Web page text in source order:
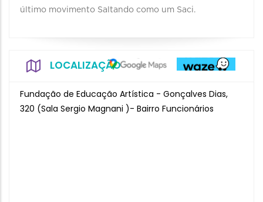
último movimento Saltando como um Saci.
LOCALIZAÇÃO
Fundação de Educação Artística - Gonçalves Dias,
320 (Sala Sergio Magnani )- Bairro Funcionários